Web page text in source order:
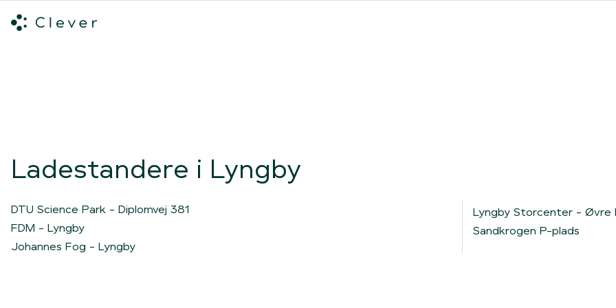
Ladestandere i Lyngby
DTU Science Park - Diplomvej 381
FDM - Lyngby
Johannes Fog - Lyngby
Lyngby Storcenter - Øvre
Sandkrogen P-plads